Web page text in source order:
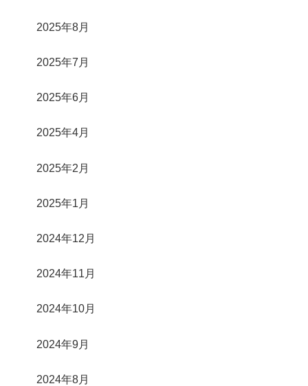
2025年8月
2025年7月
2025年6月
2025年4月
2025年2月
2025年1月
2024年12月
2024年11月
2024年10月
2024年9月
2024年8月